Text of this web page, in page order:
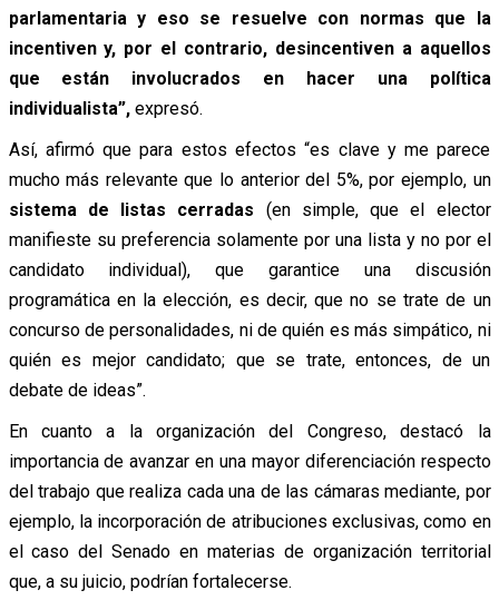
parlamentaria y eso se resuelve con normas que la
incentiven y, por el contrario, desincentiven a aquellos
que están involucrados en hacer una política
individualista”, expresó.
Así, afirmó que para estos efectos “es clave y me parece
mucho más relevante que lo anterior del 5%, por ejemplo, un
sistema de listas cerradas (en simple, que el elector
manifieste su preferencia solamente por una lista y no por el
candidato individual), que garantice una discusión
programática en la elección, es decir, que no se trate de un
concurso de personalidades, ni de quién es más simpático, ni
quién es mejor candidato; que se trate, entonces, de un
debate de ideas”.
En cuanto a la organización del Congreso, destacó la
importancia de avanzar en una mayor diferenciación respecto
del trabajo que realiza cada una de las cámaras mediante, por
ejemplo, la incorporación de atribuciones exclusivas, como en
el caso del Senado en materias de organización territorial
que, a su juicio, podrían fortalecerse.